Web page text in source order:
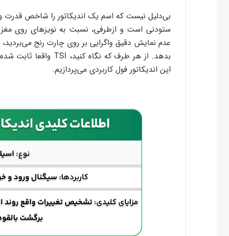
بی‌دلیل نیست که اسم یک اندیکاتور را شاخص قدرت
ستودنی است و از‌طرفی، نسبت به نویزهای روی
بدهد. از هر طرف که نگاه کنید، TSI واقعا ثابت شده است و در
این اندیکاتور فول کاربردی می‌پردازیم.